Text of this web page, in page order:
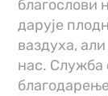
благослови
дарује
ваздуха,
нас. Служба